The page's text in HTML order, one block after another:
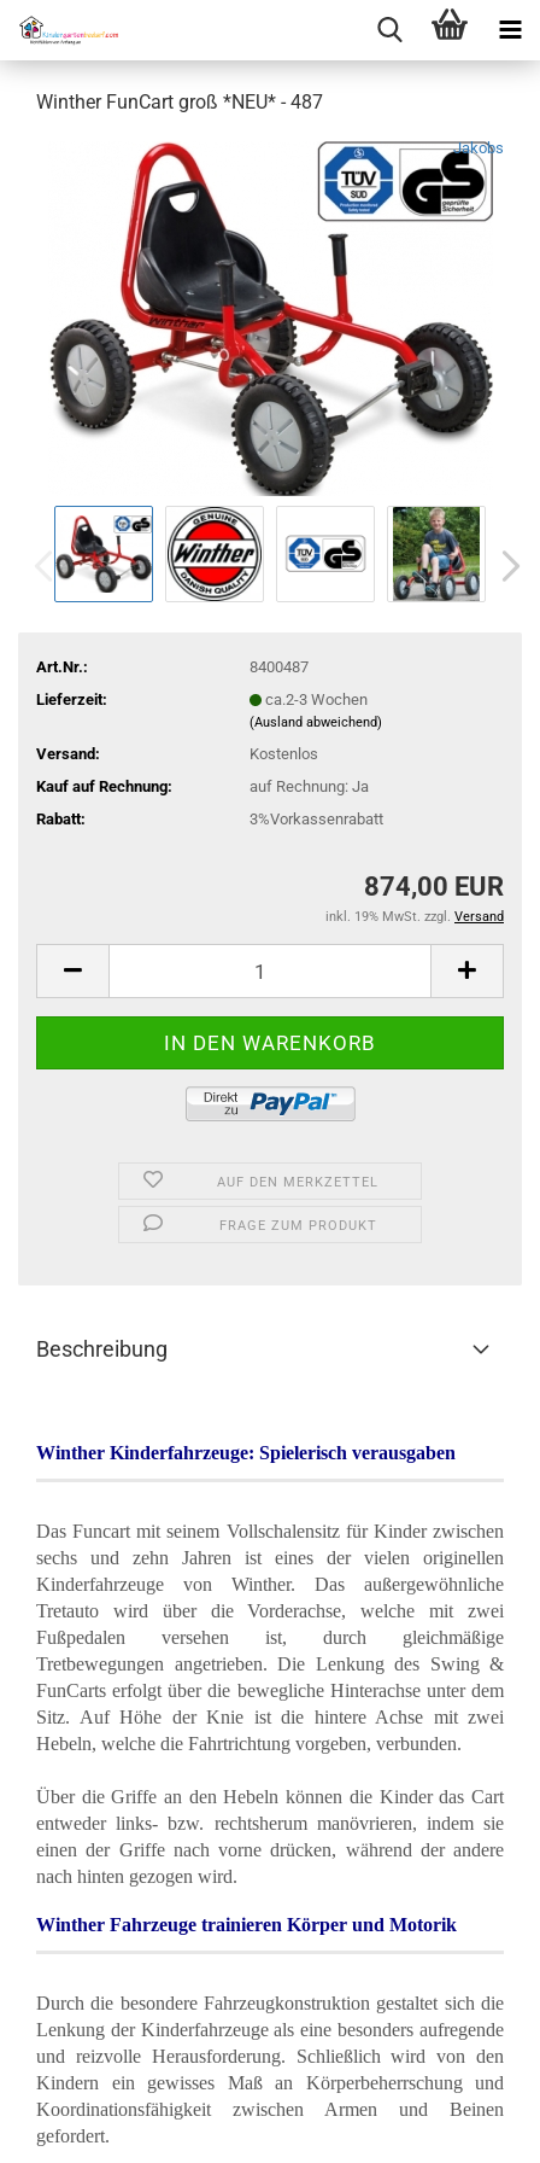
Winther FunCart groß *NEU* - 487
Jakobs
Art.Nr.:
8400487
Lieferzeit:
ca.2-3 Wochen
(Ausland abweichend)
Versand:
Kostenlos
Kauf auf Rechnung:
auf Rechnung: Ja
Rabatt:
3%Vorkassenrabatt
874,00 EUR
inkl. 19% MwSt. zzgl. Versand
AUF DEN MERKZETTEL
FRAGE ZUM PRODUKT
Beschreibung
Winther Kinderfahrzeuge: Spielerisch verausgaben
Das Funcart mit seinem Vollschalensitz für Kinder zwischen
sechs und zehn Jahren ist eines der vielen originellen
Kinderfahrzeuge von Winther. Das außergewöhnliche
Tretauto wird über die Vorderachse, welche mit zwei
Fußpedalen versehen ist, durch gleichmäßige
Tretbewegungen angetrieben. Die Lenkung des Swing &
FunCarts erfolgt über die bewegliche Hinterachse unter dem
Sitz. Auf Höhe der Knie ist die hintere Achse mit zwei
Hebeln, welche die Fahrtrichtung vorgeben, verbunden.
Über die Griffe an den Hebeln können die Kinder das Cart
entweder links- bzw. rechtsherum manövrieren, indem sie
einen der Griffe nach vorne drücken, während der andere
nach hinten gezogen wird.
Winther Fahrzeuge trainieren Körper und Motorik
Durch die besondere Fahrzeugkonstruktion gestaltet sich die
Lenkung der Kinderfahrzeuge als eine besonders aufregende
und reizvolle Herausforderung. Schließlich wird von den
Kindern ein gewisses Maß an Körperbeherrschung und
Koordinationsfähigkeit zwischen Armen und Beinen
gefordert.